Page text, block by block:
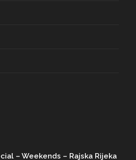
– Weekends – Rajska Rijeka